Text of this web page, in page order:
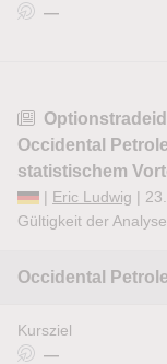
—
Occidental
statistischem
| Eric Ludwig |
Gültigkeit der
Occidental
Kursziel
—